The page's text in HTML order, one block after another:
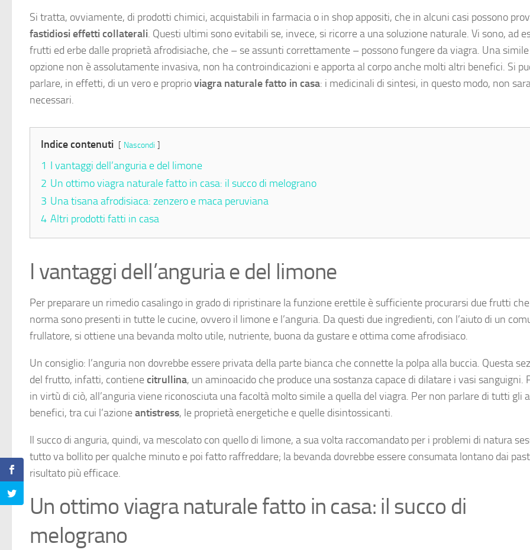
Si tratta, ovviamente, di prodotti chimici, acquistabili in farmacia o in shop appositi, che in alcuni casi possono
fastidiosi effetti collaterali. Questi ultimi sono evitabili se, invece, si ricorre a una soluzione naturale. Vi sono, ad
frutti ed erbe dalle proprietà afrodisiache, che – se assunti correttamente – possono fungere da viagra. Una simile
opzione non è assolutamente invasiva, non ha controindicazioni e apporta al corpo anche molti altri benefici. Si
parlare, in effetti, di un vero e proprioviagra naturale fatto in casa: i medicinali di sintesi, in questo modo, non
necessari.
Indice contenuti Nascondi
1 I vantaggi dell’anguria e del limone
2 Un ottimo viagra naturale fatto in casa: il succo di melograno
3 Una tisana afrodisiaca: zenzero e maca peruviana
4 Altri prodotti fatti in casa
I vantaggi dell’anguria e del limone
Per preparare un rimedio casalingo in grado di ripristinare la funzione erettile è sufficiente procurarsi due frutti
norma sono presenti in tutte le cucine, ovvero il limone e l’anguria. Da questi due ingredienti, con l’aiuto di un
frullatore, si ottiene una bevanda molto utile, nutriente, buona da gustare e ottima come afrodisiaco.
Un consiglio: l’anguria non dovrebbe essere privata della parte bianca che connette la polpa alla buccia. Questa
del frutto, infatti, contienecitrullina, un aminoacido che produce una sostanza capace di dilatare i vasi sanguigni.
in virtù di ciò, all’anguria viene riconosciuta una facoltà molto simile a quella del viagra. Per non parlare di tutti gli
benefici, tra cui l’azioneantistress, le proprietà energetiche e quelle disintossicanti.
Il succo di anguria, quindi, va mescolato con quello di limone, a sua volta raccomandato per i problemi di natura
tutto va bollito per qualche minuto e poi fatto raffreddare; la bevanda dovrebbe essere consumata lontano dai
risultato più efficace.
Un ottimo viagra naturale fatto in casa: il succo di
melograno